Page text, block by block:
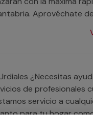
Aprovéchate
con la
de profesionales
servicio a
para tu hogar